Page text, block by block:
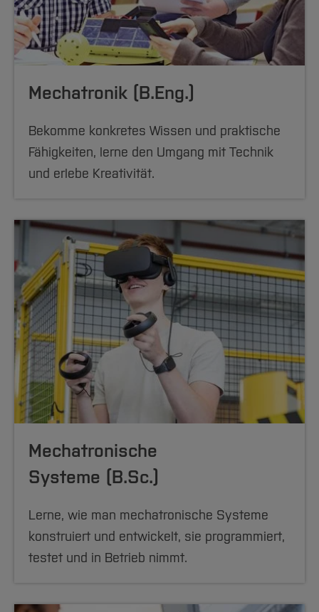
Mechatronik (B.Eng.)
Bekomme konkretes Wissen und praktische
Fähigkeiten, lerne den Umgang mit Technik
und erlebe Kreativität.
Mechatronische
Systeme (B.Sc.)
Lerne, wie man mechatronische Systeme
konstruiert und entwickelt, sie programmiert,
testet und in Betrieb nimmt.